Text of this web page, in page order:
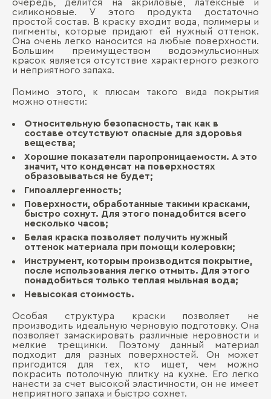
очередь, делится на акриловые, латексные и
силиконовые. У этого продукта достаточно
простой состав. В краску входит вода, полимеры и
пигменты, которые придают ей нужный оттенок.
Она очень легко наносится на любые поверхности.
Большим преимуществом водоэмульсионных
красок является отсутствие характерного резкого
и неприятного запаха.
Помимо этого, к плюсам такого вида покрытия
можно отнести:
Относительную безопасность, так как в
составе отсутствуют опасные для здоровья
вещества;
Хорошие показатели паропроницаемости. А это
значит, что конденсат на поверхностях
образовываться не будет;
Гипоаллергенность;
Поверхности, обработанные такими красками,
быстро сохнут. Для этого понадобится всего
несколько часов;
Белая краска позволяет получить нужный
оттенок материала при помощи колеровки;
Инструмент, которым производится покрытие,
после использования легко отмыть. Для этого
понадобиться только теплая мыльная вода;
Невысокая стоимость.
Особая структура краски позволяет не
производить идеальную черновую подготовку. Она
позволяет замаскировать различные неровности и
мелкие трещинки. Поэтому данный материал
подходит для разных поверхностей. Он может
пригодится для тех, кто ищет, чем можно
покрасить потолочную плитку на кухне. Его легко
нанести за счет высокой эластичности, он не имеет
неприятного запаха и быстро сохнет.